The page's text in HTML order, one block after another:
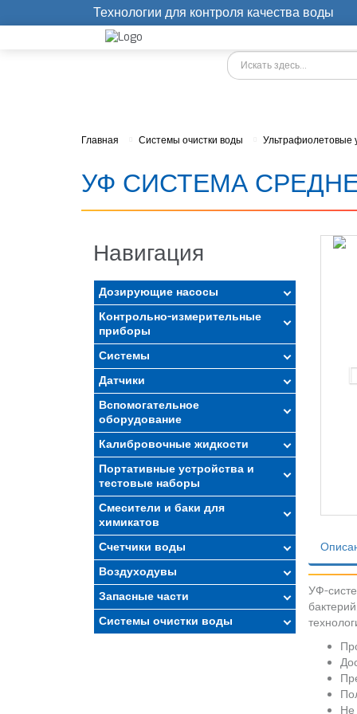
Технологии для контроля качества воды
Главная Системы очистки воды Ультрафиолетовые
УФ СИСТЕМА
Навигация
Дозирующие насосы
Контрольно-измерительные
приборы
Системы
Датчики
Вспомогательное
оборудование
Калибровочные жидкости
Портативные устройства и
тестовые наборы
Смесители и баки для
химикатов
Счетчики воды
Воздуходувы
Запасные части
Системы очистки воды
УФ-
Не